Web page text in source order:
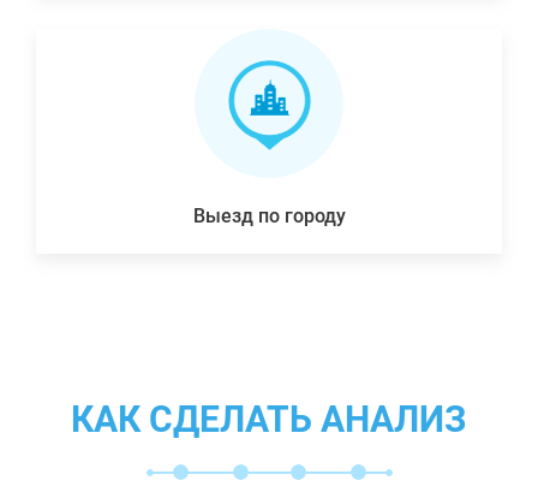
Выезд по городу
КАК СДЕЛАТЬ АНАЛИЗ